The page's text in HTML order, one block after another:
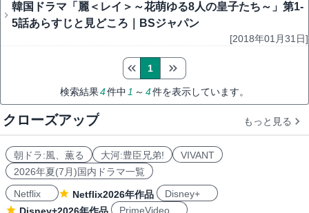
韓国ドラマ「麗＜レイ＞～花萌ゆる8人の皇子たち～」第1-
5話あらすじと見どころ｜BSジャパン
[2018年01月31日]
検索結果4件中 1 ～ 4件を表示しています。
1
クローズアップ もっと見る
朝ドラ:風、薫る 大河:豊臣兄弟!
VIVANT
2026年夏(7月)国内ドラマ一覧
Netflix
Netflix2026年作品
Disney+
PrimeVideo